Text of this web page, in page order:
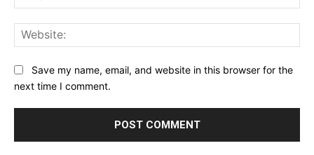
Save my name, email, and website in this browser for the
next time I comment.